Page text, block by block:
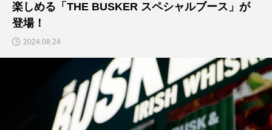
楽しめる「THE BUSKER スペシャルブース」が
登場！
2024.08.24